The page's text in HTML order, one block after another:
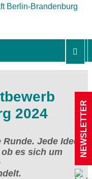
2024
Jede Idee
es sich um
NEWSLETTER